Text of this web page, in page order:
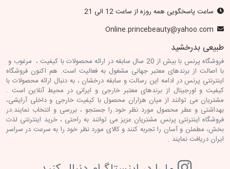
ساعت پاسخگویی همه روزه از ساعت 12 الی 21
طبیعی بدرخشید
فروشگاه پرنس با بیش از 20 سال سابقه در ارائه محصولات با کیفیت ، مرغوب و
با اصالت از برندهای معتبر جهانی مشغول به فعالیت است. هم اکنون فروشگاه
اینترنتی پرنس در ادامه این رسالت و سابقه درخشان ، به دنبال ارائه محصولات با
کیفیت و اورجینال از برندهای معتبر خارجی و ایرانی در محیط آنلاین است .
مشتریان می توانند از میان هزاران محصول با کیفیت خارجی و داخلی آرایشی،
بهداشتی و عطر محصول مورد نظر خود را جستجو ، بررسی و انتخاب نمایند.در
فروشگاه اینترنتی پرنس مشتریان عزیز می توانند به راحتی ، خرید اینترنتی لذت
بخش، مطمئن و آسان را تجربه کنند و کالای مورد نظر خود را به سرعت در سراسر
ایران دریافت نمایند .